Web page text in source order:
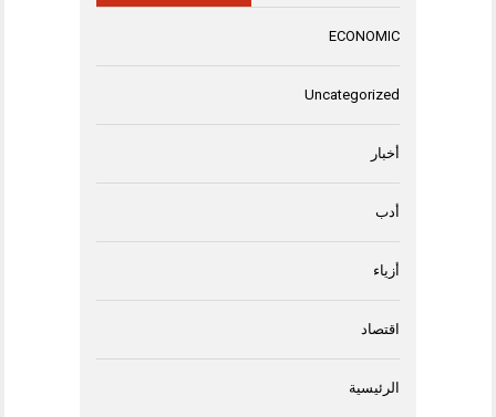
ECONOMIC
Uncategorized
أخبار
أدب
أزياء
اقتصاد
الرئيسية